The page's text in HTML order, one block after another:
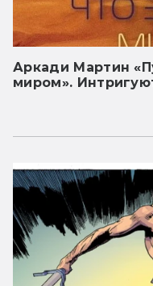
Аркади Мартин
миром».